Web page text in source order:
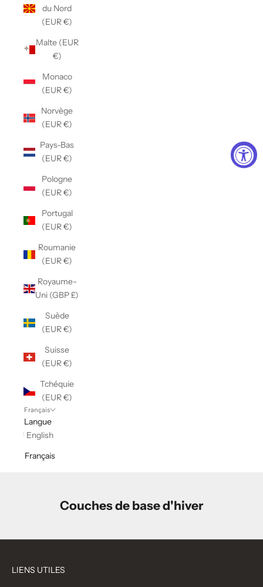
du Nord
(EUR €)
Malte (EUR
€)
Monaco
(EUR €)
Norvège
(EUR €)
Pays-Bas
(EUR €)
Pologne
(EUR €)
Portugal
(EUR €)
Roumanie
(EUR €)
Royaume-
Uni (GBP £)
Suède
(EUR €)
Suisse
(EUR €)
Tchéquie
(EUR €)
Français
Langue
English
Français
Couches de base d'hiver
LIENS UTILES